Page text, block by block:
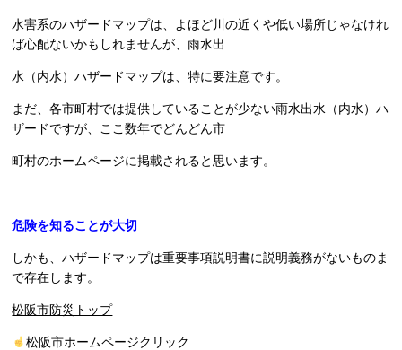
水害系のハザードマップは、よほど川の近くや低い場所じゃなけれ
ば心配ないかもしれませんが、雨水出
水（内水）ハザードマップは、特に要注意です。
まだ、各市町村では提供していることが少ない雨水出水（内水）ハ
ザードですが、ここ数年でどんどん市
町村のホームページに掲載されると思います。
危険を知ることが大切
しかも、ハザードマップは重要事項説明書に説明義務がないものま
で存在します。
松阪市防災トップ
松阪市ホームページクリック